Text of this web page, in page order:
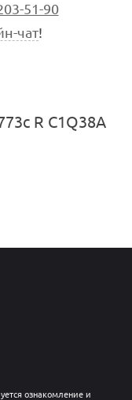
51-90
чат!
R C1Q38A
ознакомление и